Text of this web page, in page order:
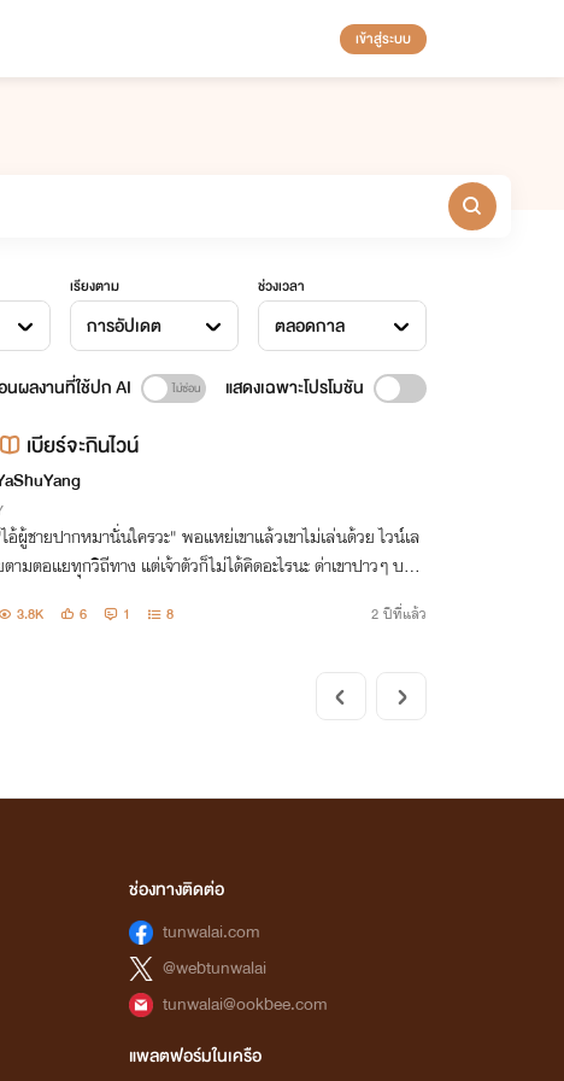
เข้าสู่ระบบ
เรียงตาม
การอัปเดต
ช่วงเวลา
ตลอดกาล
นผลงานที่ใช้ปก AI แสดงเฉพาะโปรโมชัน
เบียร์จะกินไวน์
อ้ผู้ชายปากหมานั่นใครวะ" พอแหย่เขาแล้วเขาไม่เล่นด้วย ไวน์เล
ามตอแยทุกวิถีทาง แต่เจ้าตัวก็ไม่ได้คิดอะไรนะ ด่าเขาปาวๆ บอก
บ้านเลยละกัน
3.8K 6 1 8 2 ปีที่แล้ว
ช่องทางติดต่อ
tunwalai.com
@webtunwalai
tunwalai@ookbee.com
แพลตฟอร์มในเครือ